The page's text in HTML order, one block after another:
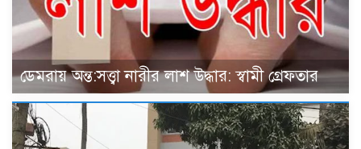
ডেমরায় অন্ত:সত্ত্বা নারীর লাশ উদ্ধার: স্বামী গ্রেফতার